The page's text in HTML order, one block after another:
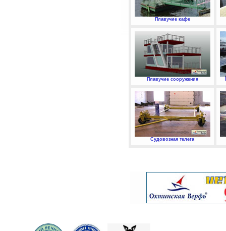
Плавучие кафе
Плавучие сооружения
Судовозная телега